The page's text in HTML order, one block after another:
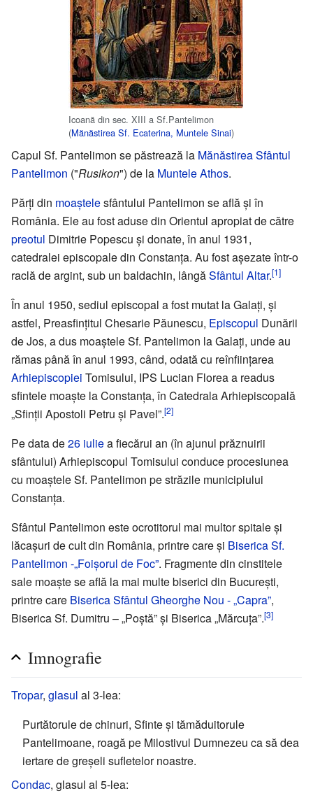
Icoană din sec. XIII a Sf.Pantelimon
(Mănăstirea Sf. Ecaterina, Muntele Sinai)
Capul Sf. Pantelimon se păstrează la Mănăstirea Sfântul
Pantelimon ("Rusikon") de la Muntele Athos.
Părți din moaștelesfântului Pantelimon se află și în
România. Ele au fost aduse din Orientul apropiat de către
preotul Dimitrie Popescu și donate, în anul 1931,
catedralei episcopale din Constanța. Au fost așezate într-o
raclă de argint, sub un baldachin, lângăSfântul Altar.[1]
În anul 1950, sediul episcopal a fost mutat la Galați, și
astfel, Preasfințitul Chesarie Păunescu, Episcopul Dunării
de Jos, a dus moaștele Sf. Pantelimon la Galați, unde au
rămas până în anul 1993, când, odată cu reînființarea
Arhiepiscopiei Tomisului, IPS Lucian Florea a readus
sfintele moaște la Constanța, în Catedrala Arhiepiscopală
„Sfinții Apostoli Petru și Pavel”.[2]
Pe data de26 iuliea fiecărui an (în ajunul prăznuirii
sfântului) Arhiepiscopul Tomisului conduce procesiunea
cu moaștele Sf. Pantelimon pe străzile municipiului
Constanța.
Sfântul Pantelimon este ocrotitorul mai multor spitale și
lăcașuri de cult din România, printre care și Biserica Sf.
Pantelimon -„Foișorul de Foc”. Fragmente din cinstitele
sale moaște se află la mai multe biserici din București,
printre care Biserica Sfântul Gheorghe Nou - „Capra”,
Biserica Sf. Dumitru – „Poștă” și Biserica „Mărcuța”.[3]
Imnografie
Tropar, glasul al 3-lea:
Purtătorule de chinuri, Sfinte și tămăduitorule
Pantelimoane, roagă pe Milostivul Dumnezeu ca să dea
iertare de greșeli sufletelor noastre.
Condac, glasul al 5-lea: